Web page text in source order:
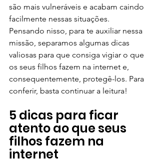
são mais vulneráveis e acabam caindo
facilmente nessas situações.
Pensando nisso, para te auxiliar nessa
missão, separamos algumas dicas
valiosas para que consiga vigiar o que
os seus filhos fazem na internet e,
consequentemente, protegê-los. Para
conferir, basta continuar a leitura!
5 dicas para ficar
atento ao que seus
filhos fazem na
internet